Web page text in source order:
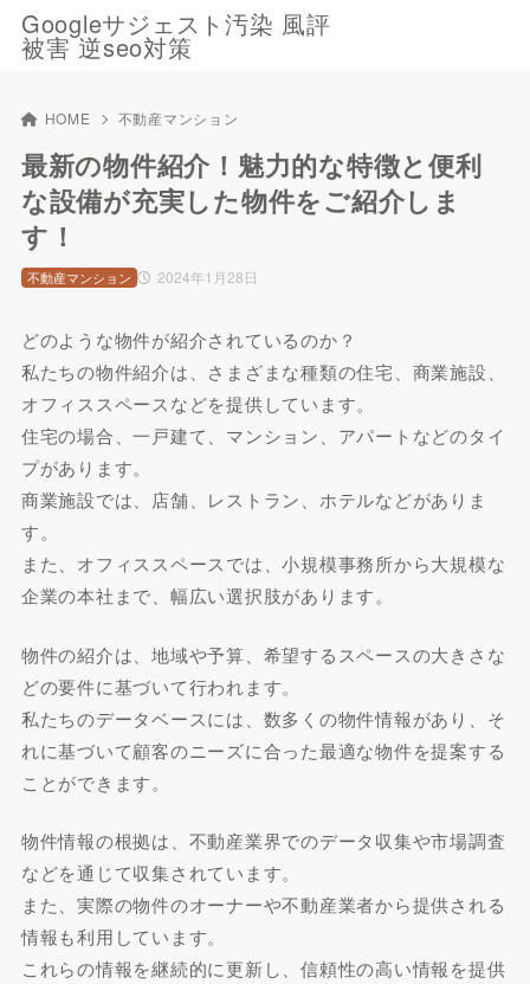
Googleサジェスト汚染 風評
被害 逆seo対策
HOME 不動産マンション
最新の物件紹介！魅力的な特徴と便利
な設備が充実した物件をご紹介しま
す！
2024年1月28日
不動産マンション
どのような物件が紹介されているのか？
私たちの物件紹介は、さまざまな種類の住宅、商業施設、
オフィススペースなどを提供しています。
住宅の場合、一戸建て、マンション、アパートなどのタイ
プがあります。
商業施設では、店舗、レストラン、ホテルなどがありま
す。
また、オフィススペースでは、小規模事務所から大規模な
企業の本社まで、幅広い選択肢があります。
物件の紹介は、地域や予算、希望するスペースの大きさな
どの要件に基づいて行われます。
私たちのデータベースには、数多くの物件情報があり、そ
れに基づいて顧客のニーズに合った最適な物件を提案する
ことができます。
物件情報の根拠は、不動産業界でのデータ収集や市場調査
などを通じて収集されています。
また、実際の物件のオーナーや不動産業者から提供される
情報も利用しています。
これらの情報を継続的に更新し、信頼性の高い情報を提供